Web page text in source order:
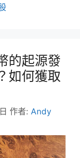
的起源發
如何獲取
作者: Andy